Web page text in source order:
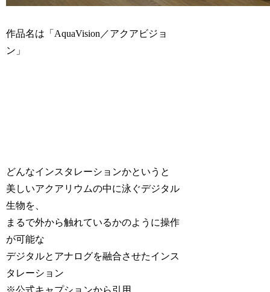
作品名は「AquaVision／アクアビジョ
ン」
どんなインスタレーションかというと
美しいアクアリウムの中に泳ぐデジタル
生物を、
まるで外から触れているかのように操作
が可能な
デジタルとアナログを融合させたインス
タレーション